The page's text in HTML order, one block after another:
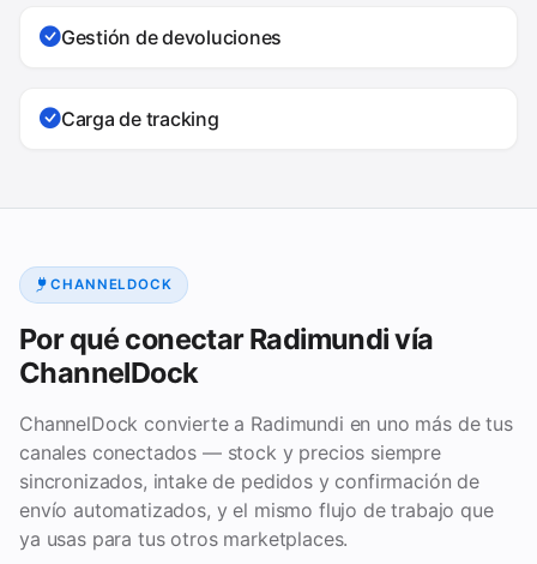
Gestión de devoluciones
Carga de tracking
CHANNELDOCK
Por qué conectar Radimundi vía
ChannelDock
ChannelDock convierte a Radimundi en uno más de tus
canales conectados — stock y precios siempre
sincronizados, intake de pedidos y confirmación de
envío automatizados, y el mismo flujo de trabajo que
ya usas para tus otros marketplaces.